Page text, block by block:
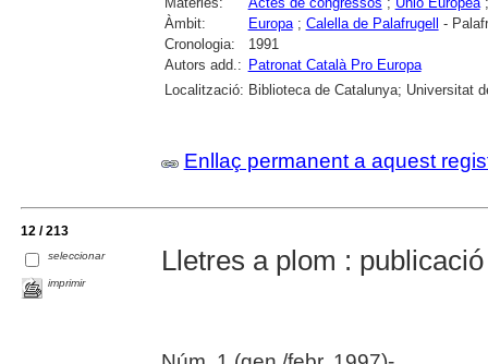
Àmbit:
Europa; Calella de Palafrugell
-
Cronologia:
1991
Autors add.: Patronat Català Pro Europa
Localització: Biblioteca de Catalunya; Universitat
Enllaç permanent a aquest
12 / 213
seleccionar
imprimir
Lletres a plom :